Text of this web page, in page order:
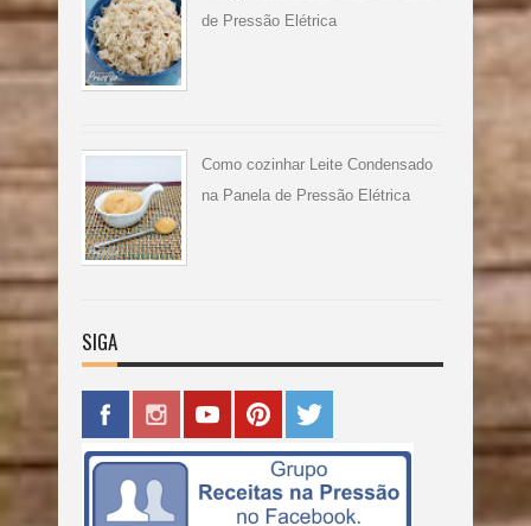
de Pressão Elétrica
Como cozinhar Leite Condensado
na Panela de Pressão Elétrica
SIGA